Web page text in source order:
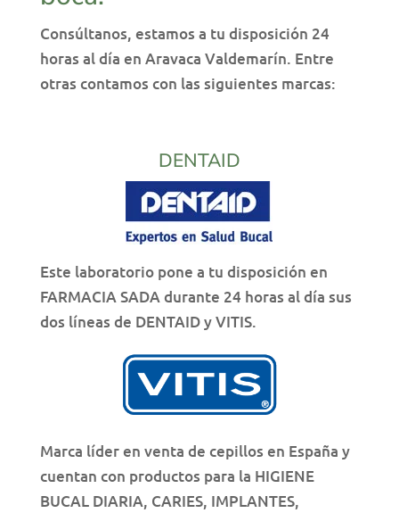
Consúltanos, estamos a tu disposición 24
horas al día en Aravaca Valdemarín. Entre
otras contamos con las siguientes marcas:
DENTAID
Este laboratorio pone a tu disposición en
FARMACIA SADA durante 24 horas al día sus
dos líneas de DENTAID y VITIS.
Marca líder en venta de cepillos en España y
cuentan con productos para la HIGIENE
BUCAL DIARIA, CARIES, IMPLANTES,